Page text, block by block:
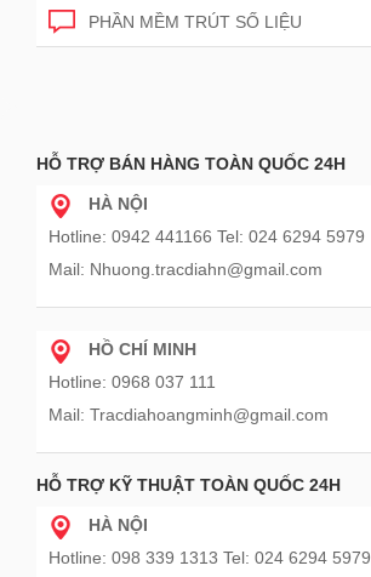
PHẦN MỀM TRÚT SỐ LIỆU
HỖ TRỢ BÁN HÀNG TOÀN QUỐC 24H
HÀ NỘI
Hotline: 0942 441166 Tel: 024 6294 5979
Mail: Nhuong.tracdiahn@gmail.com
HỒ CHÍ MINH
Hotline: 0968 037 111
Mail: Tracdiahoangminh@gmail.com
HỖ TRỢ KỸ THUẬT TOÀN QUỐC 24H
HÀ NỘI
Hotline: 098 339 1313 Tel: 024 6294 5979